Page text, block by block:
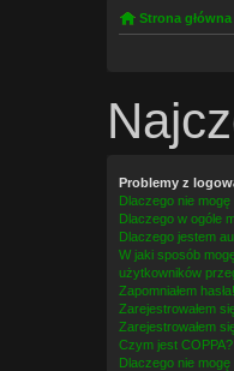
Strona
Problemy z
Dlaczego nie
Dlaczego w ogóle
Dlaczego jestem
W jaki sposób
użytkowników
Zapomniałem hasła!
Zarejestrowałem
Zarejestrowałem
Czym jest COPPA?
Dlaczego nie